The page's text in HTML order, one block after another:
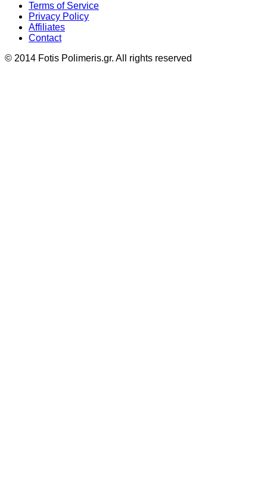
Terms of Service
Privacy Policy
Affiliates
Contact
© 2014 Fotis Polimeris.gr. All rights reserved